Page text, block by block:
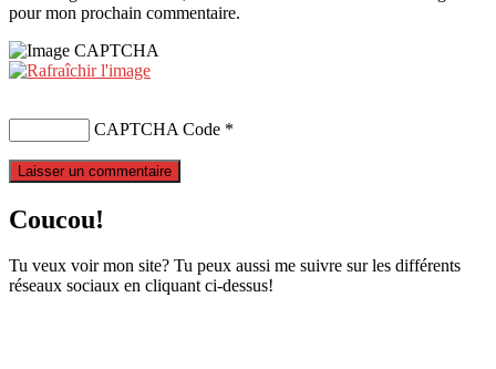
pour mon prochain commentaire.
CAPTCHA Code *
Coucou!
Tu veux voir mon site? Tu peux aussi me suivre sur les différents
réseaux sociaux en cliquant ci-dessus!